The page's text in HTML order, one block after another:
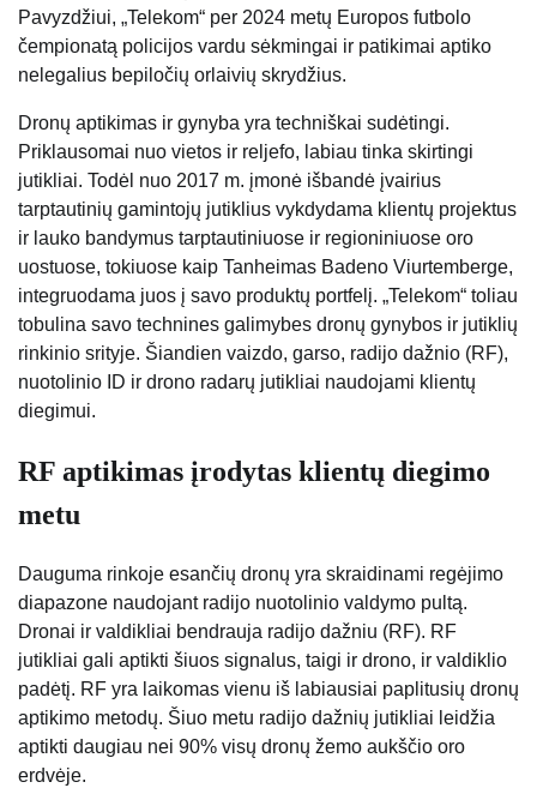
Pavyzdžiui, „Telekom“ per 2024 metų Europos futbolo
čempionatą policijos vardu sėkmingai ir patikimai aptiko
nelegalius bepiločių orlaivių skrydžius.
Dronų aptikimas ir gynyba yra techniškai sudėtingi.
Priklausomai nuo vietos ir reljefo, labiau tinka skirtingi
jutikliai. Todėl nuo 2017 m. įmonė išbandė įvairius
tarptautinių gamintojų jutiklius vykdydama klientų projektus
ir lauko bandymus tarptautiniuose ir regioniniuose oro
uostuose, tokiuose kaip Tanheimas Badeno Viurtemberge,
integruodama juos į savo produktų portfelį. „Telekom“ toliau
tobulina savo technines galimybes dronų gynybos ir jutiklių
rinkinio srityje. Šiandien vaizdo, garso, radijo dažnio (RF),
nuotolinio ID ir drono radarų jutikliai naudojami klientų
diegimui.
RF aptikimas įrodytas klientų diegimo
metu
Dauguma rinkoje esančių dronų yra skraidinami regėjimo
diapazone naudojant radijo nuotolinio valdymo pultą.
Dronai ir valdikliai bendrauja radijo dažniu (RF). RF
jutikliai gali aptikti šiuos signalus, taigi ir drono, ir valdiklio
padėtį. RF yra laikomas vienu iš labiausiai paplitusių dronų
aptikimo metodų. Šiuo metu radijo dažnių jutikliai leidžia
aptikti daugiau nei 90% visų dronų žemo aukščio oro
erdvėje.